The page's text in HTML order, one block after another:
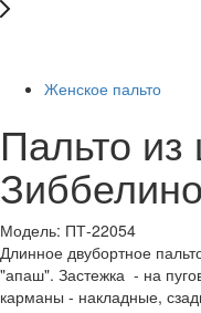
Женское пальто
Пальто из
Модель: ПТ-22054
Длинное двубортное
"апаш". Застежка - на
карманы - накладные,